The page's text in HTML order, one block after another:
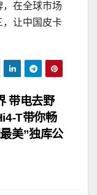
在全球市场
，让中国皮卡
带电去野
T带你畅
美”独库公